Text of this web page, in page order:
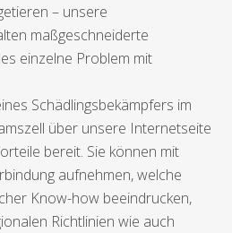
– unsere
maßgeschneiderte
einzelne Problem mit
Schädlingsbekämpfers im
über unsere Internetseite
bereit. Sie können mit
aufnehmen, welche
Know-how beeindrucken,
Richtlinien wie auch